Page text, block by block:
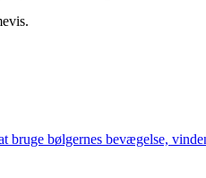
bølgernes bevægelse,